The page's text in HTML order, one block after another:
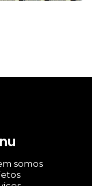
somos